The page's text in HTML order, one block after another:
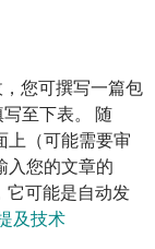
您可撰写一篇包
至下表。 随
上（可能需要审
入您的文章的
它可能是自动发
及技术